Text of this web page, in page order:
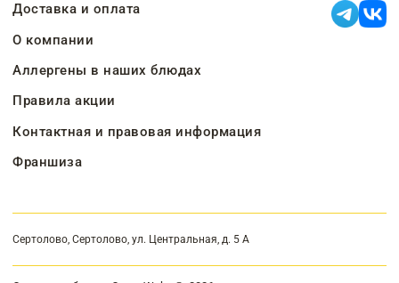
Доставка и оплата
О компании
Аллергены в наших блюдах
Правила акции
Контактная и правовая информация
Франшиза
Сертолово, Сертолово, ул. Центральная, д. 5 А